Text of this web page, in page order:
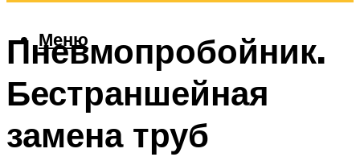
Меню
Пневмопробойник.
Бестраншейная
замена труб